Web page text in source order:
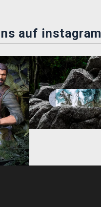
auf instagram